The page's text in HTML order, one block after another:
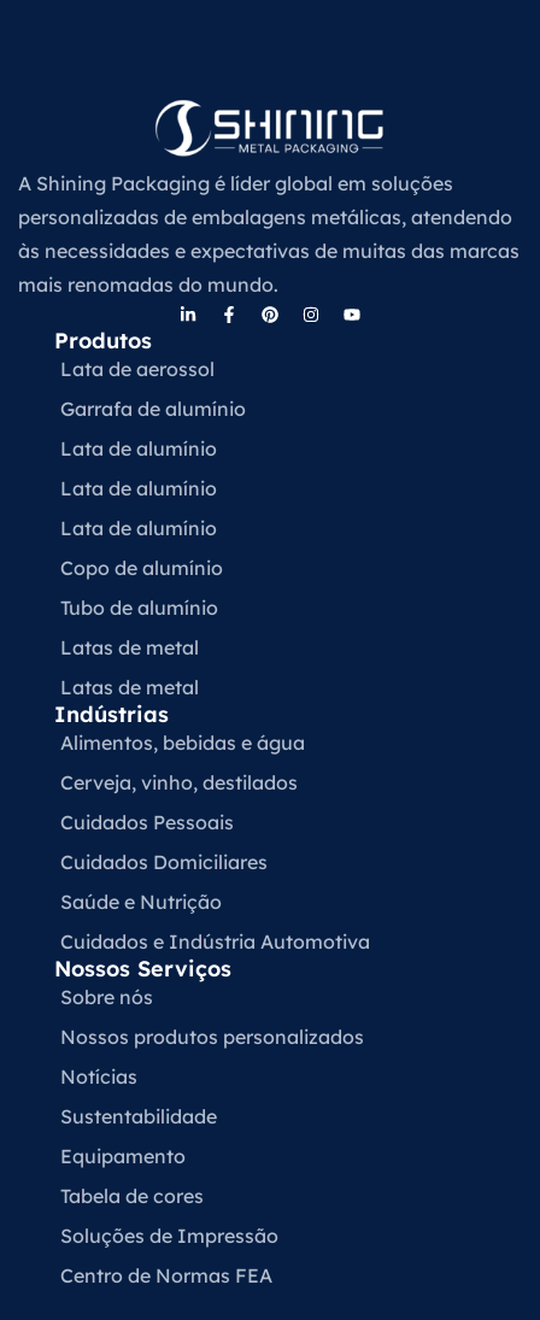
A Shining Packaging é líder global em soluções
personalizadas de embalagens metálicas, atendendo
às necessidades e expectativas de muitas das marcas
mais renomadas do mundo.
Produtos
Lata de aerossol
Garrafa de alumínio
Lata de alumínio
Lata de alumínio
Lata de alumínio
Copo de alumínio
Tubo de alumínio
Latas de metal
Latas de metal
Indústrias
Alimentos, bebidas e água
Cerveja, vinho, destilados
Cuidados Pessoais
Cuidados Domiciliares
Saúde e Nutrição
Cuidados e Indústria Automotiva
Nossos Serviços
Sobre nós
Nossos produtos personalizados
Notícias
Sustentabilidade
Equipamento
Tabela de cores
Soluções de Impressão
Centro de Normas FEA